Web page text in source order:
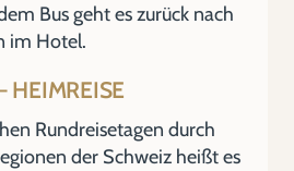
Bus geht es zurück nach
im Hotel.
HEIMREISE
Rundreisetagen durch
der Schweiz heißt es